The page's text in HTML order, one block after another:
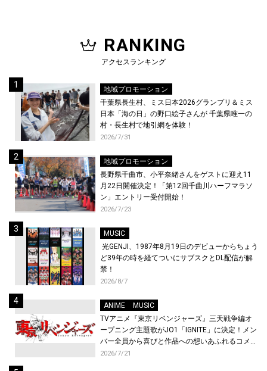
RANKING
アクセスランキング
地域プロモーション
千葉県長生村、ミス日本2026グランプリ＆ミス
日本「海の日」の野口絵子さんが 千葉県唯一の
村・長生村で地引網を体験！
2026/7/31
地域プロモーション
長野県千曲市、小平奈緒さんをゲストに迎え11
月22日開催決定！「第12回千曲川ハーフマラソ
ン」エントリー受付開始！
2026/7/23
MUSIC
光GENJI、1987年8月19日のデビューからちょう
ど39年の時を経てついにサブスクとDL配信が解
禁！
2026/8/7
ANIME
MUSIC
TVアニメ『東京リベンジャーズ』三天戦争編オ
ープニング主題歌がJO1「IGNITE」に決定！メン
バー全員から喜びと作品への想いあふれるコメン
トが到着！9月に東京・大阪で先行上映会を開
2026/7/21